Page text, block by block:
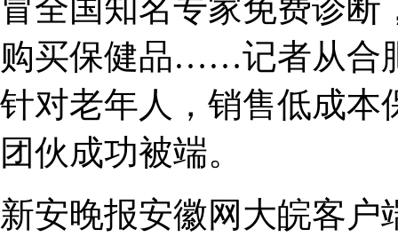
冒全国知名专家免费诊
购买保健品……记者从合
针对老年人，销售低成本
团伙成功被端。
新安晚报安徽网大皖客